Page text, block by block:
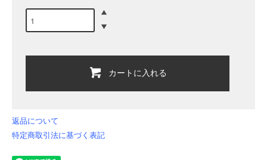
カートに入れる
返品について
特定商取引法に基づく表記